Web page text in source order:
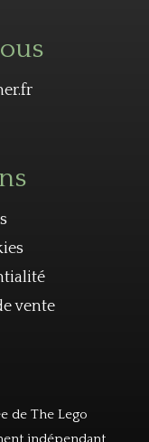
vente
de The Lego